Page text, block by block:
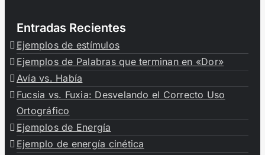
Entradas Recientes
Ejemplos de estímulos
Ejemplos de Palabras que terminan en «Dor»
Avía vs. Había
Fucsia vs. Fuxia: Desvelando el Correcto Uso
Ortográfico
Ejemplos de Energía
Ejemplo de energía cinética